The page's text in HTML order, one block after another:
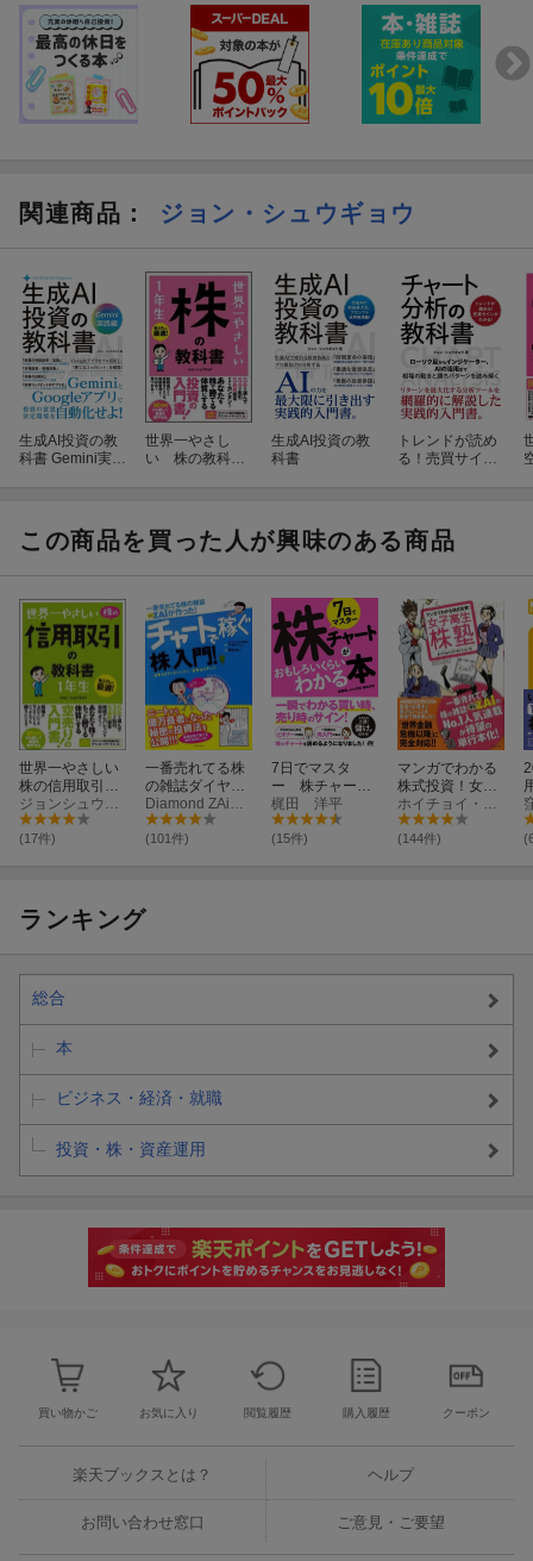
関連商品 ： ジョン・シュウギョウ
生成AI投資の教
科書 Gemini実践
世界一やさし
い 株の教科
生成AI投資の教
科書
トレンドが読め
る！売買サイン
この商品を買った人が興味のある商品
世界一やさしい
株の信用取引の
教科書1年生 ジョンシュウギョウ
(17件)
一番売れてる株
の雑誌ダイヤモ
ンドザイが作っ
た！チャートで
稼ぐ「株」入
Diamond ZAi編集部
(101件)
7日でマスタ
ー 株チャート
がおもしろいく
らいわかる本
梶田 洋平
(15件)
マンガでわかる
株式投資！女子
高生株塾
ホイチョイ・プロダクション
(144件)
ランキング
総合
本
ビジネス・経済・就職
投資・株・資産運用
買い物かご お気に入り 閲覧履歴 購入履歴 クーポン
楽天ブックスとは？ ヘルプ
お問い合わせ窓口 ご意見・ご要望